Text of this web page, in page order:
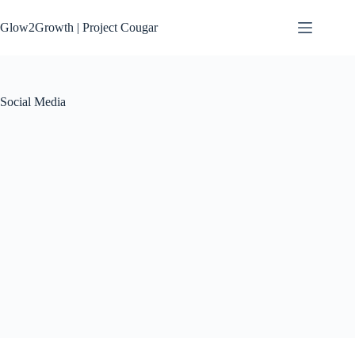
do
treści
Glow2Growth | Project Cougar
Social Media